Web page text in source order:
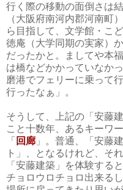
行く際の移動の面倒さは
（大阪府南河内郡河南町
ら目指して、文学館・こ
徳庵（大学同期の実家）
だったかと。ましてや本
は橋などかかっていなか
磨港でフェリーに乗って
行ったなぁ」。
そうして、上記の「安藤
こと十数年、あるキーワ
「 回廊 」。普通、「安藤
ト」、となるけれど、そ
「安藤建築」を体験する
チョロウロチョロ出来る